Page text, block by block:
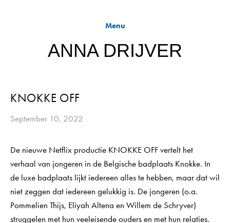
Home
Nieuws
Theater
Televisie
Schrijven
Menu
ANNA DRIJVER
KNOKKE OFF
September 10, 2022
De nieuwe Netflix productie KNOKKE OFF vertelt het
verhaal van jongeren in de Belgische badplaats Knokke. In
de luxe badplaats lijkt iedereen alles te hebben, maar dat wil
niet zeggen dat iedereen gelukkig is. De jongeren (o.a.
Pommelien Thijs, Eliyah Altena en Willem de Schryver)
struggelen met hun veeleisende ouders en met hun relaties.